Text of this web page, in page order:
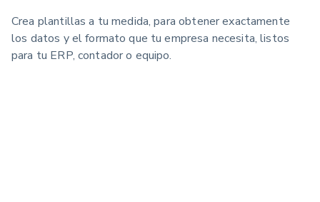
Crea plantillas a tu medida, para obtener exactamente
los datos y el formato que tu empresa necesita, listos
para tu ERP, contador o equipo.